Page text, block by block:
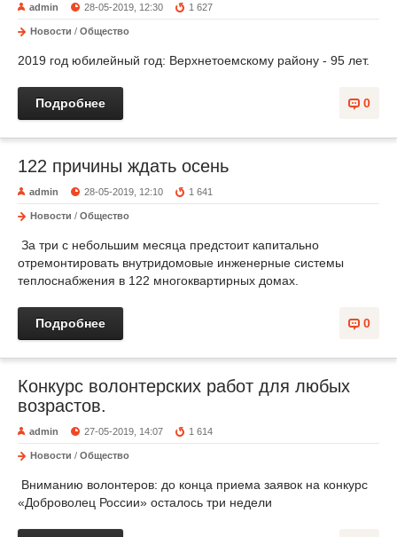
admin 28-05-2019, 12:30 1 627
Новости / Общество
2019 год юбилейный год: Верхнетоемскому району - 95 лет.
0
Подробнее
122 причины ждать осень
admin 28-05-2019, 12:10 1 641
Новости / Общество
За три с небольшим месяца предстоит капитально
отремонтировать внутридомовые инженерные системы
теплоснабжения в 122 многоквартирных домах.
0
Подробнее
Конкурс волонтерских работ для любых
возрастов.
admin 27-05-2019, 14:07 1 614
Новости / Общество
Вниманию волонтеров: до конца приема заявок на конкурс
«Доброволец России» осталось три недели